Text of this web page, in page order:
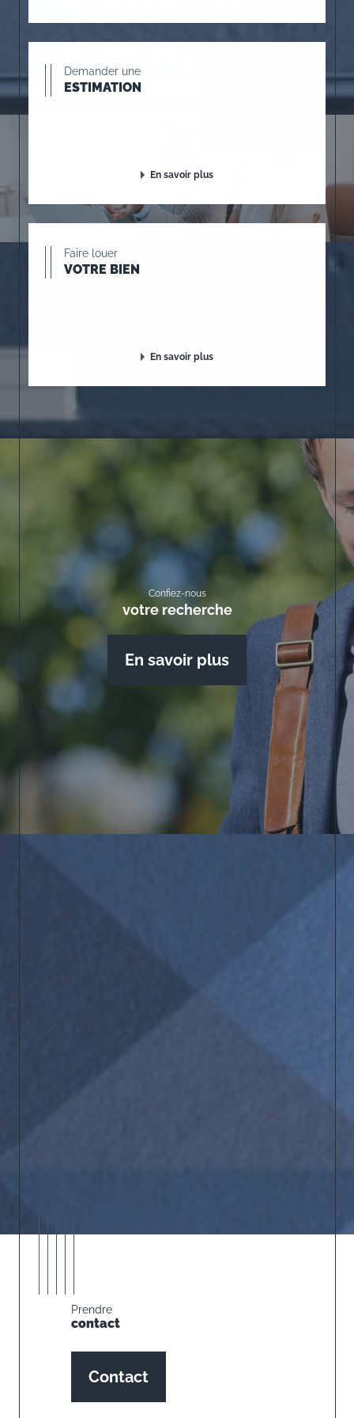
Demander une
ESTIMATION
En savoir plus
Faire louer
VOTRE BIEN
En savoir plus
Confiez-nous
votre recherche
En savoir plus
Prendre
contact
Contact